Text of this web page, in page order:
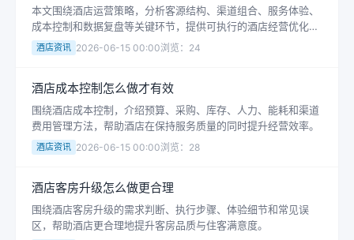
本文围绕酒店运营策略，分析客源结构、渠道组合、服务体验、
成本控制和数据复盘等关键环节，提供可执行的酒店经营优化方
法。
酒店资讯 2026-06-15 00:00浏览：24
酒店成本控制怎么做才有效
围绕酒店成本控制，介绍预算、采购、库存、人力、能耗和渠道
费用管理方法，帮助酒店在保持服务质量的同时提升经营效率。
酒店资讯 2026-06-15 00:00浏览：28
酒店客房升级怎么做更合理
围绕酒店客房升级的需求判断、执行步骤、体验细节和常见误
区，帮助酒店更合理地提升客房品质与住客满意度。